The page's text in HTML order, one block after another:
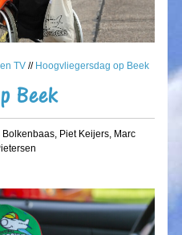
TV // Hoogvliegersdag op Beek
Beek
Piet Keijers, Marc